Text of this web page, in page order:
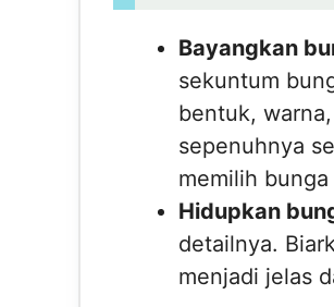
Bayangkan
sekuntum
bentuk,
sepenuhnya
memilih
Hidupkan
detailnya.
menjadi jelas